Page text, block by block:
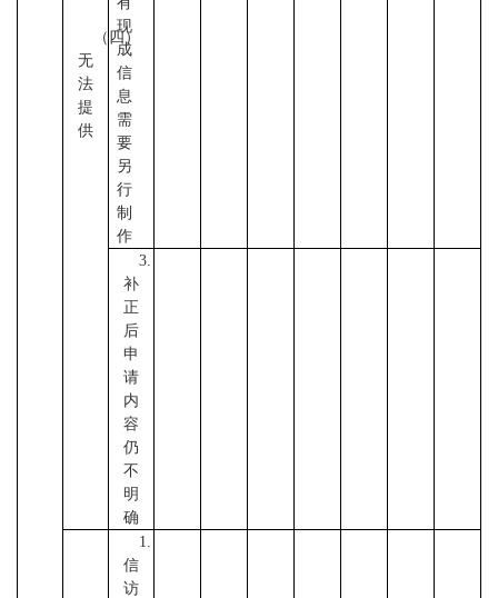
（四）
无
法
提
供
现
成
信
息
需
要
另
行
制
作
3.
补
正
后
申
请
内
容
仍
不
明
确
1.
信
访